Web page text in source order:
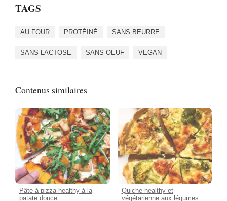
TAGS
AU FOUR PROTÉINÉ SANS BEURRE
SANS LACTOSE SANS OEUF VEGAN
Contenus similaires
Pâte à pizza healthy à la
patate douce
Quiche healthy et
végétarienne aux légumes